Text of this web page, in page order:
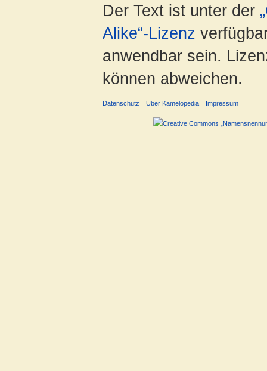
Der Text ist unter der
Alike“-Lizenz
anwendbar sein.
können abweichen.
Datenschutz Über Kamelopedia Impressum